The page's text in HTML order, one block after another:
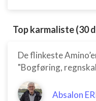
Top karmaliste (30
De flinkeste
"Bogføring,
Absalon